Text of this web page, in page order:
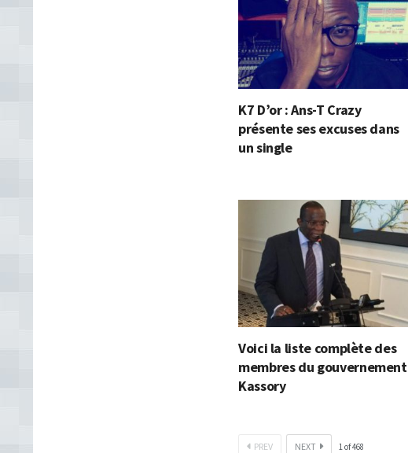
K7 D’or : Ans-T Crazy
présente ses excuses dans
un single
Voici la liste complète des
membres du gouvernement
Kassory
PREV NEXT 1of468